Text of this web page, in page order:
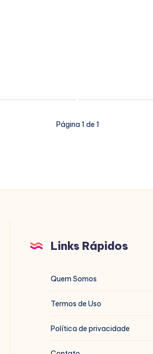
Página 1 de 1
Links Rápidos
Quem Somos
Termos de Uso
Política de privacidade